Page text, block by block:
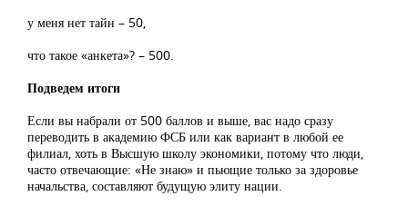
у меня нет тайн – 50,
что такое «анкета»? – 500.
Подведем итоги
Если вы набрали от 500 баллов и выше, вас надо сразу
переводить в академию ФСБ или как вариант в любой ее
филиал, хоть в Высшую школу экономики, потому что люди,
часто отвечающие: «Не знаю» и пьющие только за здоровье
начальства, составляют будущую элиту нации.